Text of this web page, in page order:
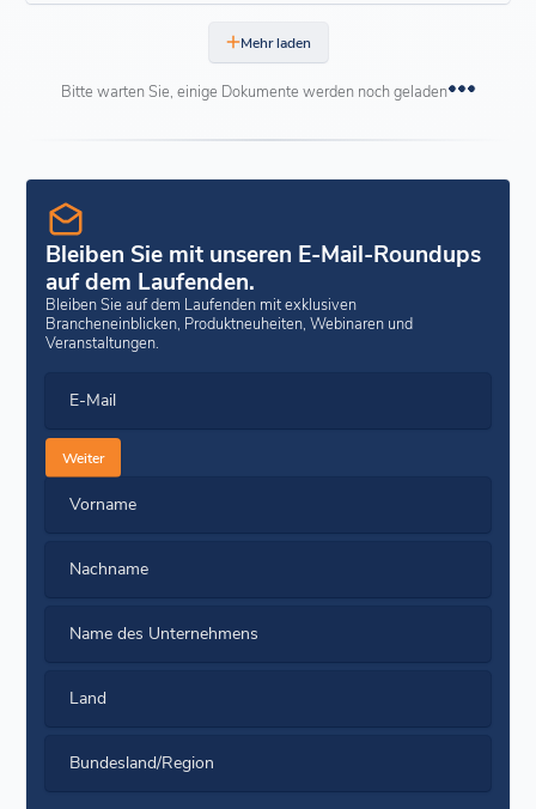
Mehr laden
Bitte warten Sie, einige Dokumente werden noch geladen
Bleiben Sie mit unseren E-Mail-Roundups
auf dem Laufenden.
Bleiben Sie auf dem Laufenden mit exklusiven
Brancheneinblicken, Produktneuheiten, Webinaren und
Veranstaltungen.
E-Mail
Weiter
Vorname
Nachname
Name des Unternehmens
Land
Bundesland/Region